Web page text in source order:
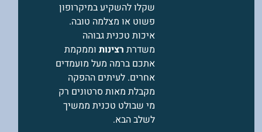
שקלו להשקיע במיקרופון
פשוט או מצלמה טובה.
איכות טכנית גבוהה
משדרת רצינות וממקמת
אתכם ברמה מעל מועמדים
אחרים. לעיתים ההפקה
מקבלת מאות סרטונים רק
מי שבולט טכנית ממשיך
לשלב הבא.